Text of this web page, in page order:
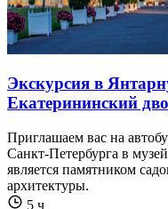
Экскурсия в
Екатерининский
Приглашаем вас на
Санкт-Петербурга в
является памятником
архитектуры.
5 ч